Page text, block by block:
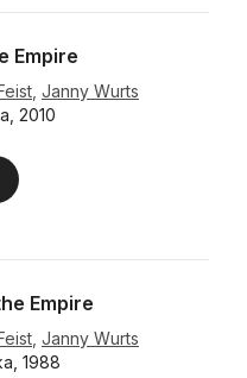
Empire
Janny Wurts
2010
Empire
Janny Wurts
1988